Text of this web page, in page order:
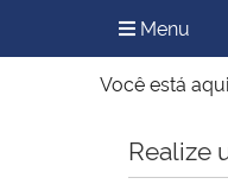
Ministério do
Menu
Você está
Início do
Realize